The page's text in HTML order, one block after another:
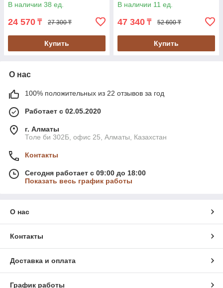
В наличии 38 ед.
24 570 ₸ 27 300 ₸
Купить
В наличии 11 ед.
47 340 ₸ 52 600 ₸
Купить
О нас
100% положительных из 22 отзывов за год
Работает с 02.05.2020
г. Алматы
Толе би 302Б, офис 25, Алматы, Казахстан
Контакты
Сегодня работает с 09:00 до 18:00
Показать весь график работы
О нас
Контакты
Доставка и оплата
График работы